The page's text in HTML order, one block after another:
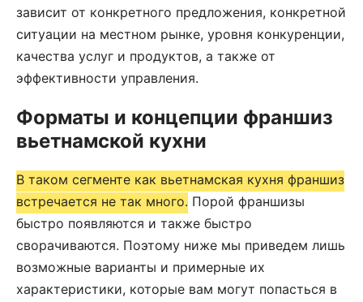
зависит от конкретного предложения, конкретной
ситуации на местном рынке, уровня конкуренции,
качества услуг и продуктов, а также от
эффективности управления.
Форматы и концепции франшиз
вьетнамской кухни
В таком сегменте как вьетнамская кухня франшиз
встречается не так много. Порой франшизы
быстро появляются и также быстро
сворачиваются. Поэтому ниже мы приведем лишь
возможные варианты и примерные их
характеристики, которые вам могут попасться в